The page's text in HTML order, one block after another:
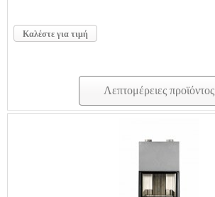
Καλέστε για τιμή
Λεπτομέρειες προϊόντος